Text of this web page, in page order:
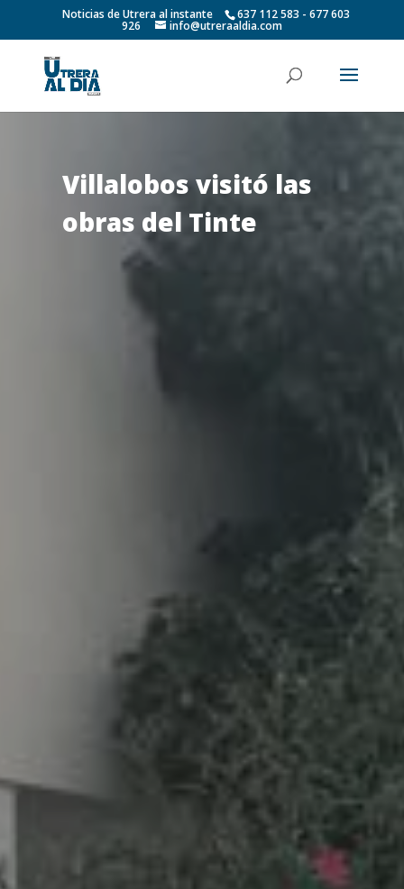
Noticias de Utrera al instante 637 112 583 - 677 603
926 info@utreraaldia.com
Villalobos visitó las
obras del Tinte